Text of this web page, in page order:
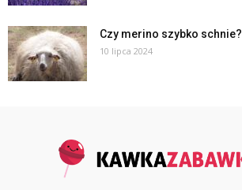
Czy merino szybko schnie?
10 lipca 2024